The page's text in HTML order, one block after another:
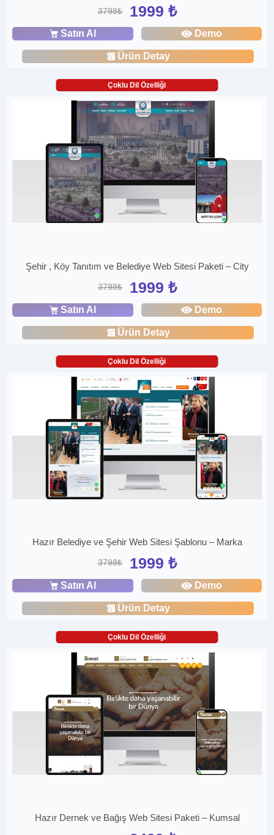
3798₺ 1999 ₺
Satın Al Demo
Ürün Detay
Çoklu Dil Özelliği
Şehir , Köy Tanıtım ve Belediye Web Sitesi Paketi – City
3798₺ 1999 ₺
Satın Al Demo
Ürün Detay
Çoklu Dil Özelliği
Hazır Belediye ve Şehir Web Sitesi Şablonu – Marka
3798₺ 1999 ₺
Satın Al Demo
Ürün Detay
Çoklu Dil Özelliği
Hazır Dernek ve Bağış Web Sitesi Paketi – Kumsal